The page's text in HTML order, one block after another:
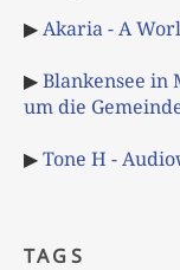
▶Akaria - A
▶Blankensee
um die
▶Tone H -
TAGS